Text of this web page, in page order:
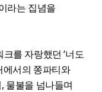
라는 집념을
를 자랑했던 ‘너도
에서의 쫑파티와
물불을 넘나들며